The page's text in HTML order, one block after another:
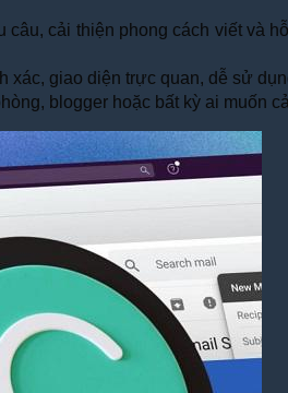
cải thiện phong cách viết và
giao diện trực quan, dễ sử
blogger hoặc bất kỳ ai muốn